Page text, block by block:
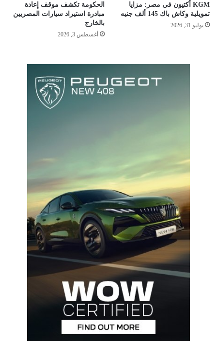
KGM أكتيون في مصر: مزايا
تمويلية وكاش باك 145 ألف جنيه
يوليو 31, 2026
الحكومة تكشف موقف إعادة
مبادرة استيراد سيارات المصريين
بالخارج
أغسطس 3, 2026